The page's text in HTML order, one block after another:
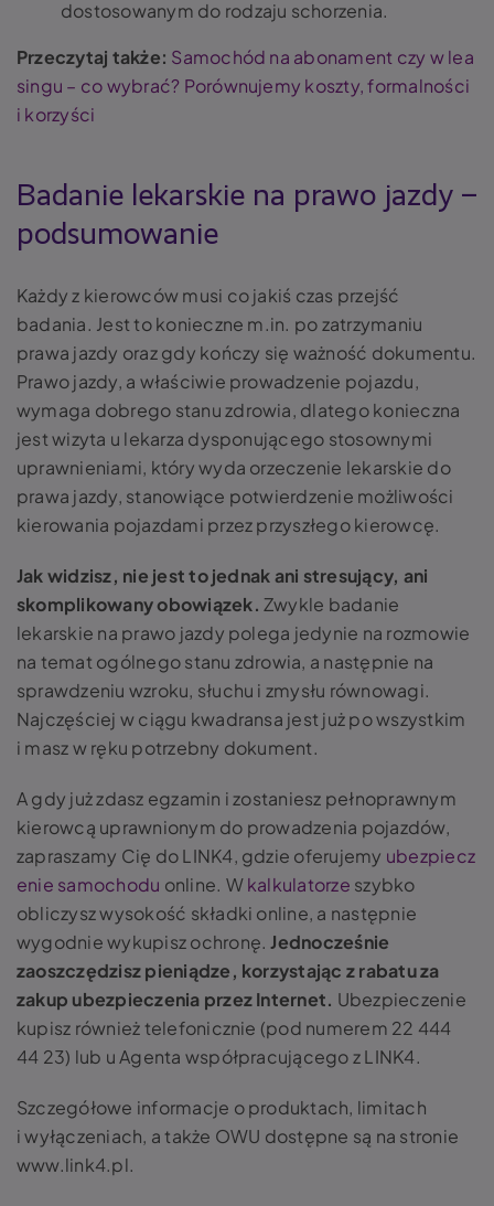
dostosowanym do rodzaju schorzenia.
Przeczytaj także: Samochód na abonament czy w lea
singu – co wybrać? Porównujemy koszty, formalności
i korzyści
Badanie lekarskie na prawo jazdy –
podsumowanie
Każdy z kierowców musi co jakiś czas przejść
badania. Jest to konieczne m.in. po zatrzymaniu
prawa jazdy oraz gdy kończy się ważność dokumentu.
Prawo jazdy, a właściwie prowadzenie pojazdu,
wymaga dobrego stanu zdrowia, dlatego konieczna
jest wizyta u lekarza dysponującego stosownymi
uprawnieniami, który wyda orzeczenie lekarskie do
prawa jazdy, stanowiące potwierdzenie możliwości
kierowania pojazdami przez przyszłego kierowcę.
Jak widzisz, nie jest to jednak ani stresujący, ani
skomplikowany obowiązek. Zwykle badanie
lekarskie na prawo jazdy polega jedynie na rozmowie
na temat ogólnego stanu zdrowia, a następnie na
sprawdzeniu wzroku, słuchu i zmysłu równowagi.
Najczęściej w ciągu kwadransa jest już po wszystkim
i masz w ręku potrzebny dokument.
A gdy już zdasz egzamin i zostaniesz pełnoprawnym
kierowcą uprawnionym do prowadzenia pojazdów,
zapraszamy Cię do LINK4, gdzie oferujemy ubezpiecz
enie samochodu online. Wkalkulatorze szybko
obliczysz wysokość składki online, a następnie
wygodnie wykupisz ochronę.Jednocześnie
zaoszczędzisz pieniądze, korzystając z rabatu za
zakup ubezpieczenia przez Internet. Ubezpieczenie
kupisz również telefonicznie (pod numerem 22 444
44 23) lub u Agenta współpracującego z LINK4.
Szczegółowe informacje o produktach, limitach
i wyłączeniach, a także OWU dostępne są na stronie
www.link4.pl.